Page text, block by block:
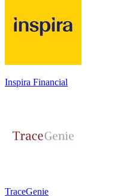
Inspira Financial
TraceGenie